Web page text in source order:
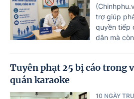
trợ giúp
quyền tiếp
dân mà
Tuyên phạt 25 bị cáo trong
quán karaoke
10 NGÀY